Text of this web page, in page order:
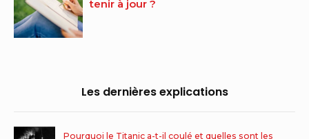
tenir à jour ?
Les dernières explications
Pourquoi le Titanic a-t-il coulé et quelles sont les